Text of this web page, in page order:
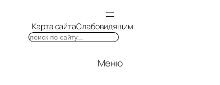
Карта сайтаСлабовидящим
Поиск
Меню